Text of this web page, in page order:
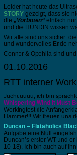
Leider hat heute das
STORY gezeigt, dass sie
die „Vorboten“ einfach nur
und die HÜNDIN wissen
Wir alle sind uns sicher: die
und wundervolles Ende
Connor & Opehlia sind
01.10.2016
RTT interner
Juchuuuuu, ich bin
Whispering Wind It Must
Workingtest die
Hammer!!! Wir freuen uns
Duncan – Flataholics
Aufgabe eine Null
Duncan’s erster WT und
10-18). Ich bin auch auf